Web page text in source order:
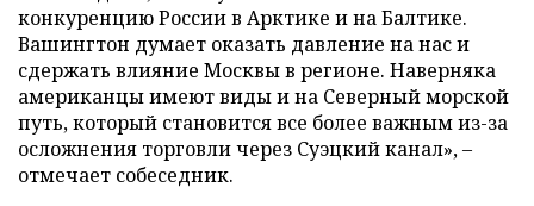
конкуренцию России в Арктике и на Балтике.
Вашингтон думает оказать давление на нас и
сдержать влияние Москвы в регионе. Наверняка
американцы имеют виды и на Северный морской
путь, который становится все более важным из-за
осложнения торговли через Суэцкий канал», –
отмечает собеседник.